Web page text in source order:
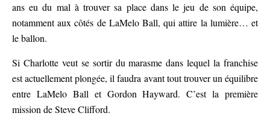
ans eu du mal à trouver sa place dans le jeu de son équipe,
notamment aux côtés de LaMelo Ball, qui attire la lumière… et
le ballon.
Si Charlotte veut se sortir du marasme dans lequel la franchise
est actuellement plongée, il faudra avant tout trouver un équilibre
entre LaMelo Ball et Gordon Hayward. C’est la première
mission de Steve Clifford.